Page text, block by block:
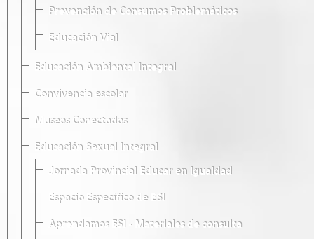
Prevención de Consumos Problemáticos
Educación Vial
Educación Ambiental Integral
Convivencia escolar
Museos Conectados
Educación Sexual Integral
Jornada Provincial Educar en Igualdad
Espacio Específico de ESI
Aprendamos ESI - Materiales de consulta